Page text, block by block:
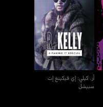
آر. كيلي: إي فيكينغ إت
سبيشل
آر. كيلي: إي فيكينغ إت
سبيشل